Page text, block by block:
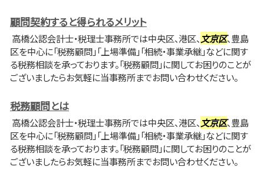
顧問契約すると得られるメリット
高橋公認会計士・税理士事務所では中央区、港区、 文京区、豊島
区を中心に「税務顧問」「上場準備」「相続・事業承継」などに関す
る税務相談を承っております。「税務顧問」に関してお困りのことが
ございましたらお気軽に当事務所までお問い合わせください。
税務顧問とは
高橋公認会計士・税理士事務所では中央区、港区、 文京区、豊島
区を中心に「税務顧問」「上場準備」「相続・事業承継」などに関す
る税務相談を承っております。「税務顧問」に関してお困りのことが
ございましたらお気軽に当事務所までお問い合わせください。